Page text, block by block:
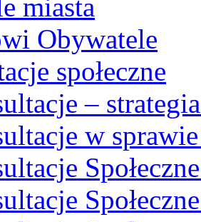
miasta
Obywatele
społeczne
–
w